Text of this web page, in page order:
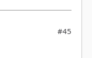
#45